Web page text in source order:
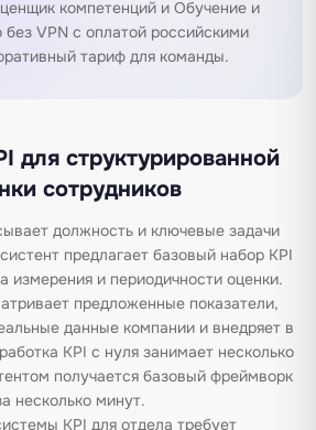
компетенций и Обучение и
без VPN с оплатой российскими
тариф для команды.
для структурированной
сотрудников
должность и ключевые задачи
предлагает базовый набор KPI
измерения и периодичности оценки.
предложенные показатели,
данные компании и внедряет в
KPI с нуля занимает несколько
получается базовый фреймворк
несколько минут.
KPI для отдела требует